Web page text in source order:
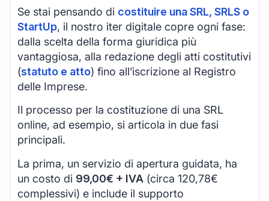
Se stai pensando di costituire una SRL, SRLS o
StartUp, il nostro iter digitale copre ogni fase:
dalla scelta della forma giuridica più
vantaggiosa, alla redazione degli atti costitutivi
(statuto e atto) fino all’iscrizione al Registro
delle Imprese.
Il processo per la costituzione di una SRL
online, ad esempio, si articola in due fasi
principali.
La prima, un servizio di apertura guidata, ha
un costo di 99,00€ + IVA (circa 120,78€
complessivi) e include il supporto